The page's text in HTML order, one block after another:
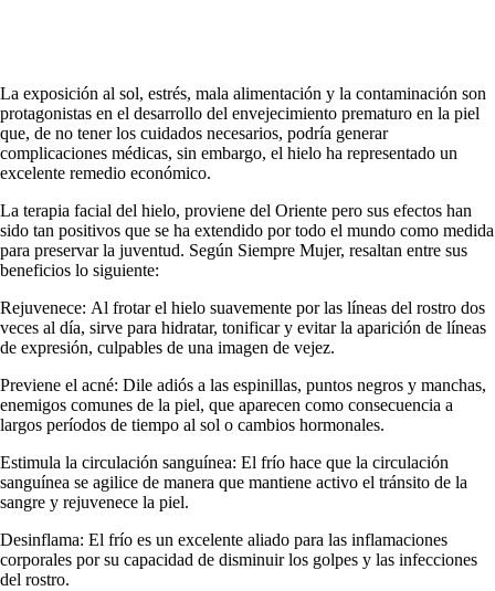
La exposición al sol, estrés, mala alimentación y la contaminación son
protagonistas en el desarrollo del envejecimiento prematuro en la piel
que, de no tener los cuidados necesarios, podría generar
complicaciones médicas, sin embargo, el hielo ha representado un
excelente remedio económico.
La terapia facial del hielo, proviene del Oriente pero sus efectos han
sido tan positivos que se ha extendido por todo el mundo como medida
para preservar la juventud. Según Siempre Mujer, resaltan entre sus
beneficios lo siguiente:
Rejuvenece: Al frotar el hielo suavemente por las líneas del rostro dos
veces al día, sirve para hidratar, tonificar y evitar la aparición de líneas
de expresión, culpables de una imagen de vejez.
Previene el acné: Dile adiós a las espinillas, puntos negros y manchas,
enemigos comunes de la piel, que aparecen como consecuencia a
largos períodos de tiempo al sol o cambios hormonales.
Estimula la circulación sanguínea: El frío hace que la circulación
sanguínea se agilice de manera que mantiene activo el tránsito de la
sangre y rejuvenece la piel.
Desinflama: El frío es un excelente aliado para las inflamaciones
corporales por su capacidad de disminuir los golpes y las infecciones
del rostro.